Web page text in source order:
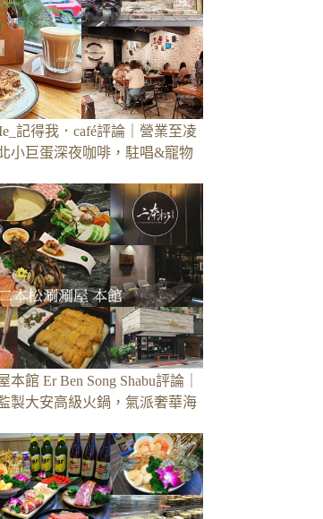
記得我．café評論｜營業至凌
小巨蛋深夜咖啡，駐唱&寵物
本館 Er Ben Song Shabu評論｜
製大安高級火鍋，氣派奢華海